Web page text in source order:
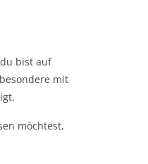
bist auf
mit
möchtest,